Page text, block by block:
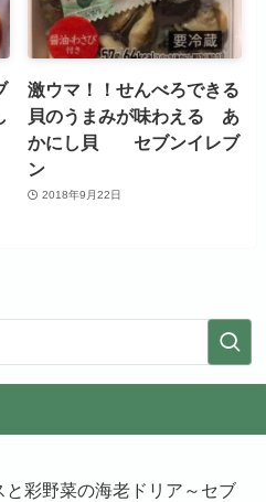
激ウマ！！せんべろできる
貝のうまみが味わえる あ
かにし貝 セブンイレブ
ン
2018年9月22日
彩野菜の海老ドリア～セブ